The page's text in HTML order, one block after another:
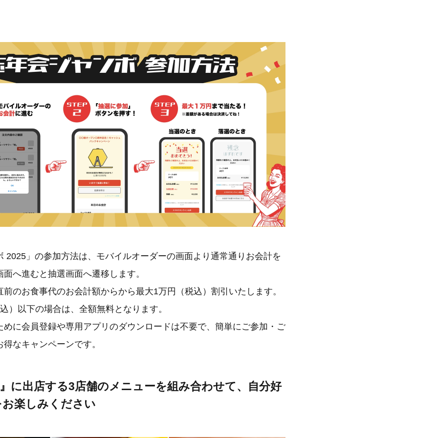
2025」の参加方法は、モバイルオーダーの画面より通常通りお会計を
へ進むと抽選画面へ遷移します。
のお食事代のお会計額からから最大1万円（税込）割引いたします。
）以下の場合は、全額無料となります。
めに会員登録や専用アプリのダウンロードは不要で、簡単にご参加・ご
なキャンペーンです。
に出店する3店舗のメニューを組み合わせて、自分好
楽しみください